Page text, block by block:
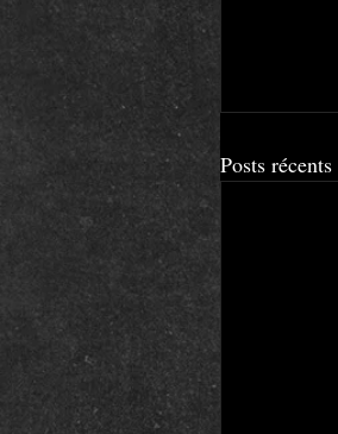
Posts récents